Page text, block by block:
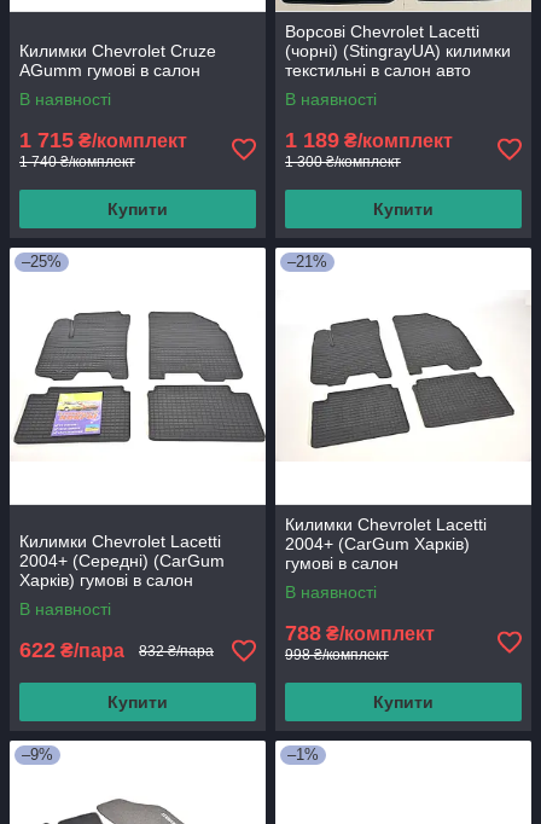
Килимки Chevrolet Cruze
AGumm гумові в салон
В наявності
1 715 ₴/комплект
1 740 ₴/комплект
Купити
Ворсові Chevrolet Lacetti
(чорні) (StingrayUA) килимки
текстильні в салон авто
В наявності
1 189 ₴/комплект
1 300 ₴/комплект
Купити
–25%
Килимки Chevrolet Lacetti
2004+ (Середні) (CarGum
Харків) гумові в салон
В наявності
622 ₴/пара 832 ₴/пара
Купити
–21%
Килимки Chevrolet Lacetti
2004+ (CarGum Харків)
гумові в салон
В наявності
788 ₴/комплект
998 ₴/комплект
Купити
–9% –1%